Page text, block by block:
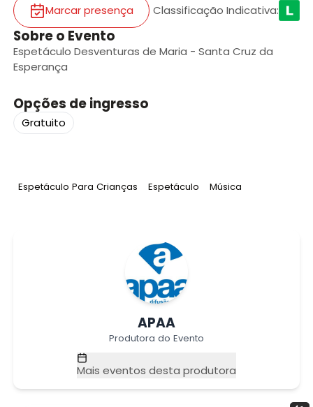
Marcar presença Classificação Indicativa:
Sobre o Evento
Espetáculo Desventuras de Maria - Santa Cruz da
Esperança
Opções de ingresso
Gratuito
Tag:
Espetáculo Para Crianças Tag:
Espetáculo Tag:
Música
APAA
Produtora do Evento
Mais eventos desta produtora